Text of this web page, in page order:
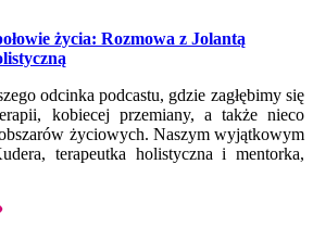
życia: Rozmowa z Jolantą
odcinka podcastu, gdzie zagłębimy się
kobiecej przemiany, a także nieco
życiowych. Naszym wyjątkowym
terapeutka holistyczna i mentorka,